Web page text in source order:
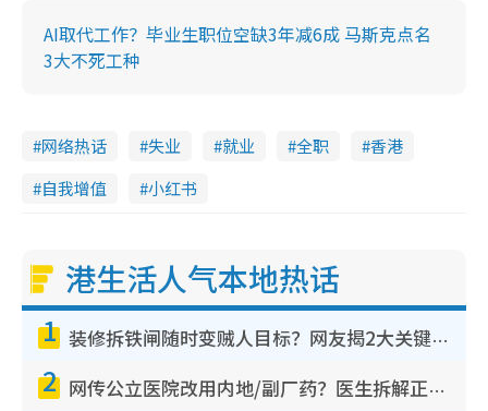
AI取代工作？毕业生职位空缺3年减6成 马斯克点名
3大不死工种
网络热话 失业 就业 全职
香港
自我增值
小红书
港生活人气本地热话
1 装修拆铁闸随时变贼人目标？网友揭2大关键用途：装新款等于白装？附新旧铁闸分别
2 网传公立医院改用内地/副厂药？医生拆解正副厂分别，揭4类人换药随时出事